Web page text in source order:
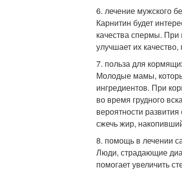
6. лечение мужского
Карнитин будет
качества спермы. При
улучшает их
7. польза для
Молодые мамы,
ингредиентов. При
во время грудного
вероятности
сжечь жир,
8. помощь в лечении
Люди, страдающие
помогает увеличить